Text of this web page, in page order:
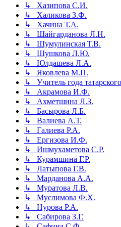
↳ Хазипова С.И.
↳ Халикова З.Ф.
↳ Хачина Т.А.
↳ Шайгарданова Л.Н.
↳ Шумулинская Т.В.
↳ Шушкова Л.Ю.
↳ Юлдашева Л.А.
↳ Яковлева М.П.
↳ Учитель года
↳ Акрамова И.Ф.
↳ Ахметшина Л.З.
↳ Басырова Л.Б.
↳ Валиева А.Т.
↳ Галиева Р.А.
↳ Ергизова И.Ф.
↳ Ишмухаметова С.Р.
↳ Курамшина Г.Р.
↳ Латыпова Г.В.
↳ Марданова А.А.
↳ Муратова Л.В.
↳ Муслимова Ф.Х.
↳ Нурова Р.А.
↳ Сабирова З.Г.